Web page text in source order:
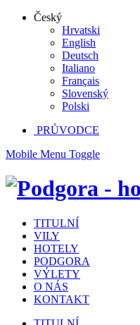
Český
Hrvatski
English
Deutsch
Italiano
Français
Slovenský
Polski
PRŮVODCE
Mobile Menu Toggle
TITULNÍ
VILY
HOTELY
PODGORA
VÝLETY
O NÁS
KONTAKT